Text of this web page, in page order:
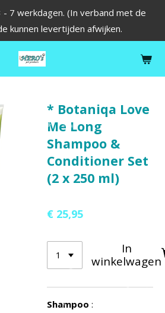
- 7 werkdagen. (In verband met de
kunnen levertijden afwijken.
* Botaniqa Love
Me Long
Shampoo &
Conditioner Set
(2 x 250 ml)
€ 25,95
In
winkelwagen
Shampoo :